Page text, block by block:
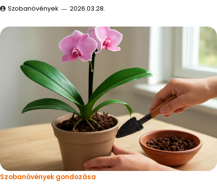
Szobanövények 2026.03.28.
Szobanövények gondozása